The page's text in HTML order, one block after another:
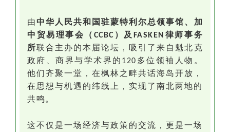
由 中华人民共和国驻蒙特利尔总领事馆、 加
中贸易理事会（ CCBC ）及 FASKEN 律师事务
所联合主办的本届论坛，吸引了来自魁北克
政府、商界与学术界的 120 多位领袖人物。
他们齐聚一堂，在枫林之畔共话海岛开放，
在思想与机遇的纬线上，实现了南北两地的
共鸣。
这不仅是一场经济与政策的交流，更是一场